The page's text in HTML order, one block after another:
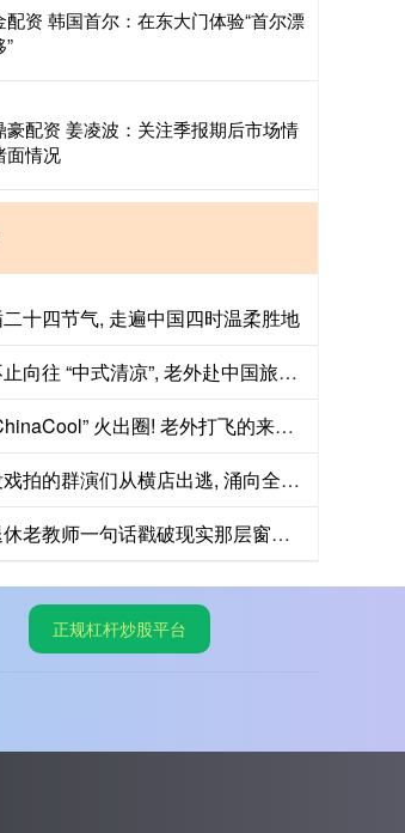
配资 韩国首尔：在东大门体验“首尔漂
”
豪配资 姜凌波：关注季报期后市场情
面情况
十四节气, 走遍中国四时温柔胜地
鸿运配资 不止向往 “中式清凉”, 老外赴中国旅游, 真实原因藏在热度背后
忠程配资 “ChinaCool” 火出圈! 老外打飞的来中国纳凉, 不再只逛北上广
思考资本 没戏拍的群演们从横店出逃, 涌向全国旅游景区NPC
宏发证券 退休老教师一句话戳破现实那层窗户纸：现在光靠孩子自己单打独斗，想上好
正规杠杆炒股平台